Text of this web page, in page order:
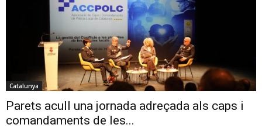
Catalunya
Parets acull una jornada adreçada als caps i
comandaments de les...